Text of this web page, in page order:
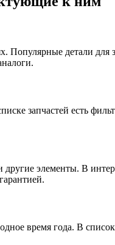
Популярные детали
запчастей есть
элементы. В
время года. В